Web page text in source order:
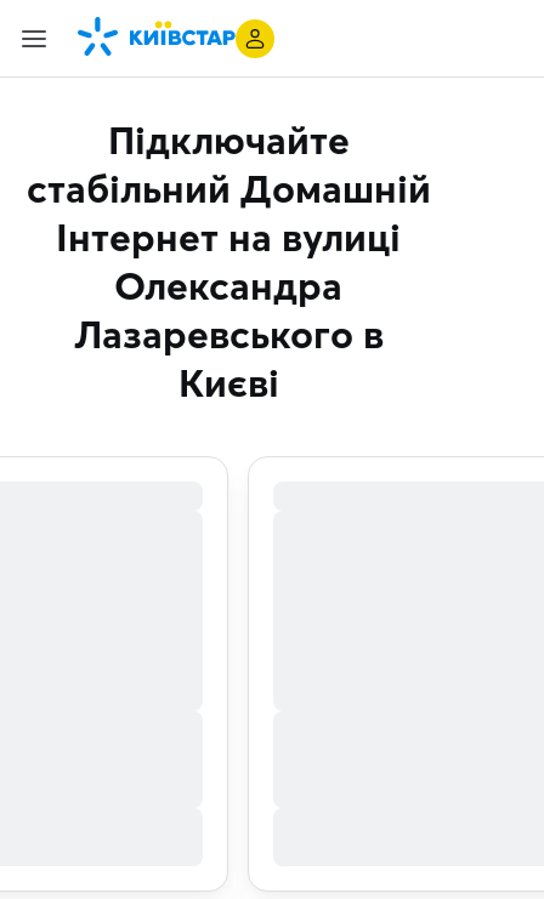
Підключайте
стабільний Домашній
Інтернет на вулиці
Олександра
Лазаревського в
Києві